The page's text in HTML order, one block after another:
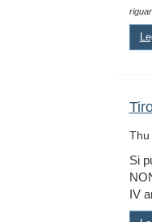
Thu
Si
IV